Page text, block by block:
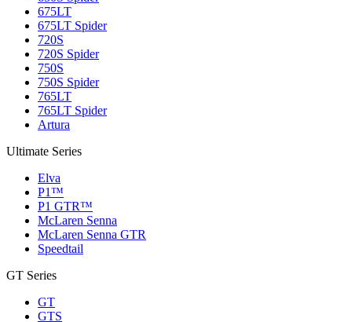
675LT
675LT Spider
720S
720S Spider
750S
750S Spider
765LT
765LT Spider
Artura
Ultimate Series
Elva
P1™
P1 GTR™
McLaren Senna
McLaren Senna GTR
Speedtail
GT Series
GT
GTS